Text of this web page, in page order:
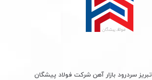
تبریز سردرود بازار آهن شرکت فولاد پیشگان